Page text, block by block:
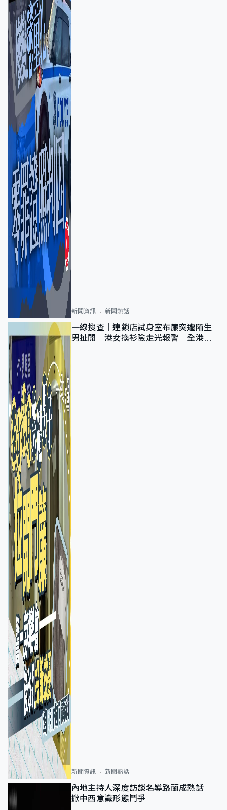
新聞資訊 新聞熱話
一線搜查｜連鎖店試身室布簾突遭陌生
男扯開 港女換衫險走光報警 全港分
新聞資訊 新聞熱話
內地主持人深度訪談名導路蘭成熱話
掀中西意識形態鬥爭